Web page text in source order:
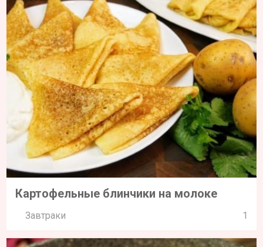
Картофельные блинчики на молоке
Завтраки 1